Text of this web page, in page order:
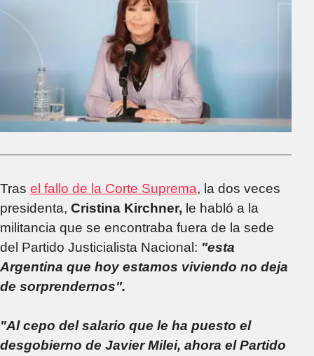
Tras el fallo de la Corte Suprema, la dos veces
presidenta, Cristina Kirchner, le habló a la
militancia que se encontraba fuera de la sede
del Partido Justicialista Nacional: "esta
Argentina que hoy estamos viviendo no deja
de sorprendernos".
"Al cepo del salario que le ha puesto el
desgobierno de Javier Milei, ahora el Partido